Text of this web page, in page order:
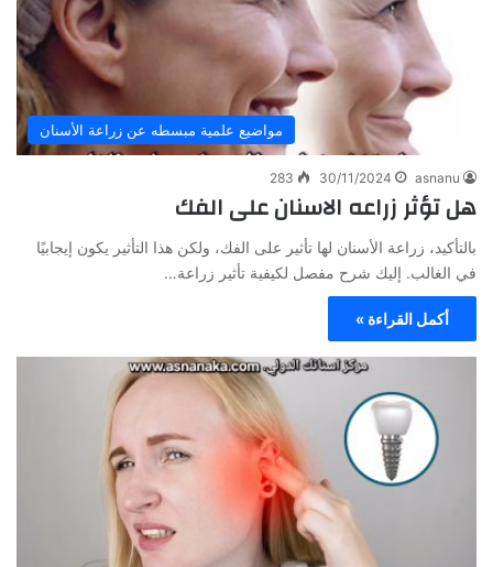
مواضيع علمية مبسطه عن زراعة الأسنان
asnanu
30/11/2024
283
هل تؤثر زراعه الاسنان على الفك
بالتأكيد، زراعة الأسنان لها تأثير على الفك، ولكن هذا التأثير يكون إيجابيًا
في الغالب. إليك شرح مفصل لكيفية تأثير زراعة…
أكمل القراءة »